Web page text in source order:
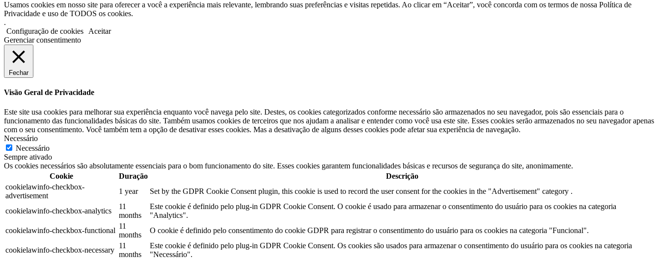
Usamos cookies em nosso site para oferecer a você a experiência mais relevante, lembrando suas preferências e visitas repetidas. Ao clicar em “Aceitar”, você concorda com os termos de nossa Política de
Privacidade e uso de TODOS os cookies.
.
Configuração de cookies
Aceitar
Gerenciar consentimento
Fechar
Visão Geral de Privacidade
Este site usa cookies para melhorar sua experiência enquanto você navega pelo site. Destes, os cookies categorizados conforme necessário são armazenados no seu navegador, pois são essenciais para o
funcionamento das funcionalidades básicas do site. Também usamos cookies de terceiros que nos ajudam a analisar e entender como você usa este site. Esses cookies serão armazenados no seu navegador apenas
com o seu consentimento. Você também tem a opção de desativar esses cookies. Mas a desativação de alguns desses cookies pode afetar sua experiência de navegação.
Necessário
Necessário
Sempre ativado
Os cookies necessários são absolutamente essenciais para o bom funcionamento do site. Esses cookies garantem funcionalidades básicas e recursos de segurança do site, anonimamente.
Cookie
Duração
Descrição
cookielawinfo-checkbox-
advertisement
1 year Set by the GDPR Cookie Consent plugin, this cookie is used to record the user consent for the cookies in the "Advertisement" category .
cookielawinfo-checkbox-analytics
11
months
Este cookie é definido pelo plug-in GDPR Cookie Consent. O cookie é usado para armazenar o consentimento do usuário para os cookies na categoria
"Analytics".
cookielawinfo-checkbox-functional
11
months
O cookie é definido pelo consentimento do cookie GDPR para registrar o consentimento do usuário para os cookies na categoria "Funcional".
cookielawinfo-checkbox-necessary
11
months
Este cookie é definido pelo plug-in GDPR Cookie Consent. Os cookies são usados para armazenar o consentimento do usuário para os cookies na categoria
"Necessário".